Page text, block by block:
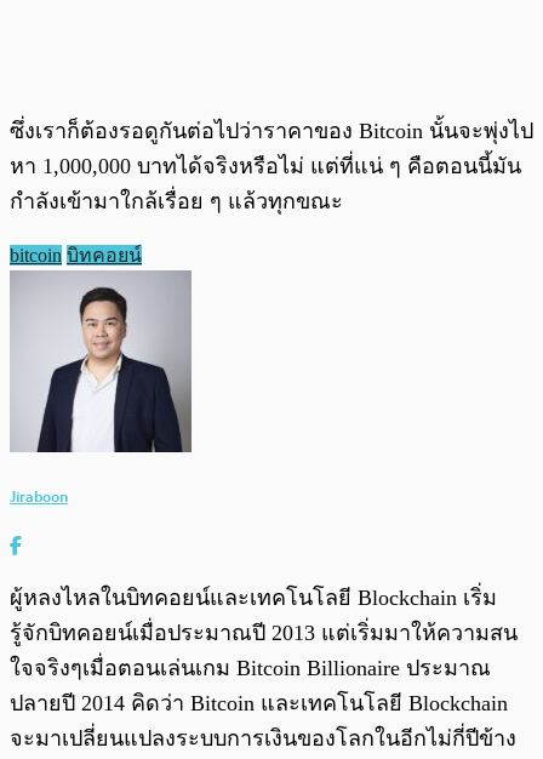
ซึ่งเราก็ต้องรอดูกันต่อไปว่าราคาของ Bitcoin นั้นจะพุ่งไป
หา 1,000,000 บาทได้จริงหรือไม่ แต่ที่แน่ ๆ คือตอนนี้มัน
กำลังเข้ามาใกล้เรื่อย ๆ แล้วทุกขณะ
bitcoin บิทคอยน์
Jiraboon
ผู้หลงไหลในบิทคอยน์และเทคโนโลยี Blockchain เริ่ม
รู้จักบิทคอยน์เมื่อประมาณปี 2013 แต่เริ่มมาให้ความสน
ใจจริงๆเมื่อตอนเล่นเกม Bitcoin Billionaire ประมาณ
ปลายปี 2014 คิดว่า Bitcoin และเทคโนโลยี Blockchain
จะมาเปลี่ยนแปลงระบบการเงินของโลกในอีกไม่กี่ปีข้าง